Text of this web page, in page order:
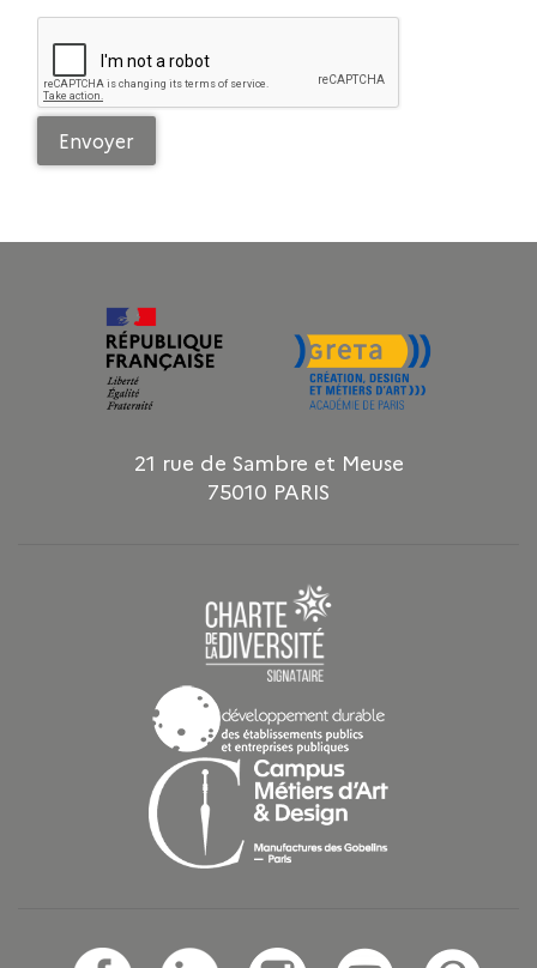
21 rue de Sambre et Meuse
75010 PARIS